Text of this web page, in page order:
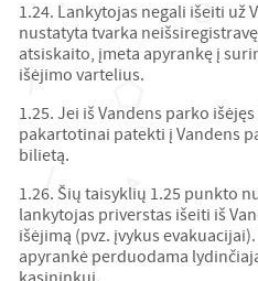
1.24. Lankytojas negali išeiti
nustatyta tvarka
atsiskaito, įmeta apyrankę į
išėjimo vartelius.
1.25. Jei iš Vandens parko
pakartotinai patekti į Vandens
bilietą.
1.26. Šių taisyklių 1.25 punkto
lankytojas priverstas išeiti iš
išėjimą (pvz. įvykus
apyrankė perduodama